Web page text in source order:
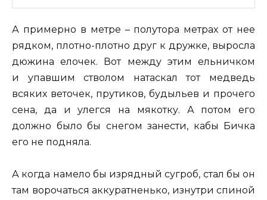
А примерно в метре – полутора метрах от нее
рядком, плотно-плотно друг к дружке, выросла
дюжина елочек. Вот между этим ельничком
и упавшим стволом натаскал тот медведь
всяких веточек, прутиков, будыльев и прочего
сена, да и улегся на мякотку. А потом его
должно было бы снегом занести, кабы Бичка
его не подняла.
А когда намело бы изрядный сугроб, стал бы он
там ворочаться аккуратненько, изнутри спиной